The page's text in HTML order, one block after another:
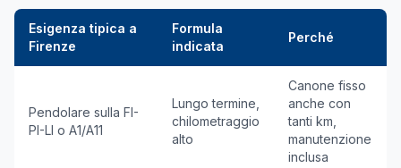
Esigenza tipica a
Firenze
Formula
indicata
Perché
Pendolare sulla FI-
PI-LI o A1/A11
Lungo termine,
chilometraggio
alto
Canone fisso
anche con
tanti km,
manutenzione
inclusa